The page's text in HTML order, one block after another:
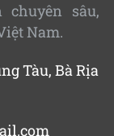
sâu,
Nam.
Tàu, Bà Rịa